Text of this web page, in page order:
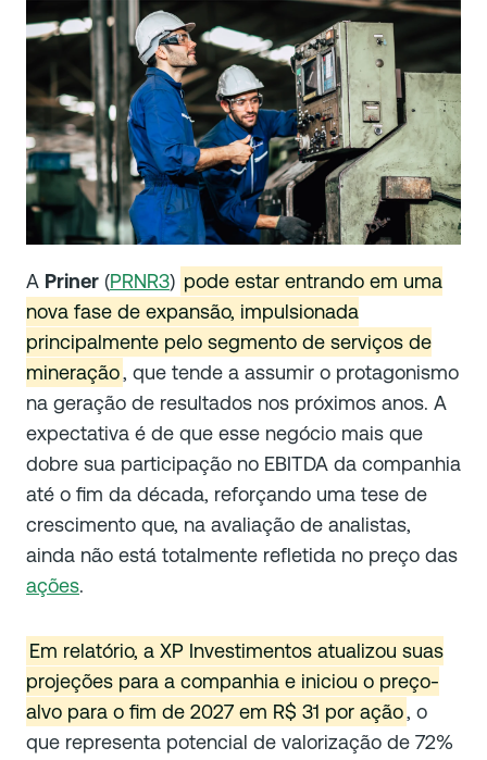
A Priner (PRNR3) pode estar entrando em uma
nova fase de expansão, impulsionada
principalmente pelo segmento de serviços de
mineração, que tende a assumir o protagonismo
na geração de resultados nos próximos anos. A
expectativa é de que esse negócio mais que
dobre sua participação no EBITDA da companhia
até o fim da década, reforçando uma tese de
crescimento que, na avaliação de analistas,
ainda não está totalmente refletida no preço das
ações.
Em relatório, a XP Investimentos atualizou suas
projeções para a companhia e iniciou o preço-
alvo para o fim de 2027 em R$ 31 por ação, o
que representa potencial de valorização de 72%